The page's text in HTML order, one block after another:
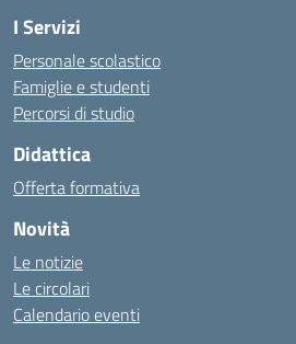
I Servizi
Personale scolastico
Famiglie e studenti
Percorsi di studio
Didattica
Offerta formativa
Novità
Le notizie
Le circolari
Calendario eventi